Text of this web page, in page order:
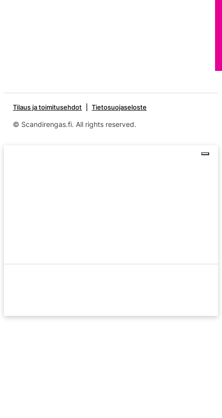
Tilaus ja toimitusehdot Tietosuojaseloste
© Scandirengas.fi. All rights reserved.